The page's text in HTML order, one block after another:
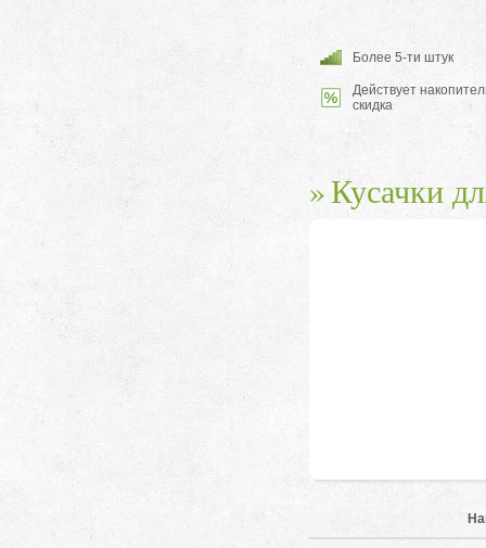
Более 5-ти штук
Действует
скидка
Кусачки